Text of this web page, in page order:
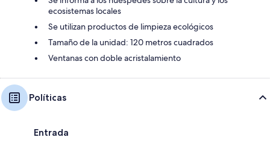
ecosistemas locales
Se utilizan productos de limpieza ecológicos
Tamaño de la unidad: 120 metros cuadrados
Ventanas con doble acristalamiento
Políticas
Entrada